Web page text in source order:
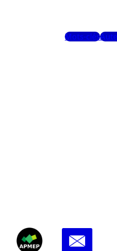
Mots-clés